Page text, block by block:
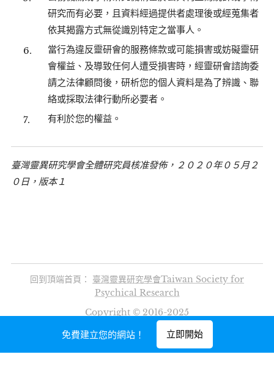
研究而有必要，且資料經過提供者處理後或經蒐集者
依其揭露方式無從識別特定之當事人。
當行為違反靈研會的服務條款或可能損害或妨礙靈研
會權益、及導致任何人遭受損害時，經靈研會諮詢委
請之法律顧問後，研析您的個人資料是為了辨識、聯
絡或採取法律行動所必要者。
有利於您的權益。
臺灣靈異研究學會全體研究員核准發佈，２０２０年０５月２
０日，版本１
回到頂端首頁： 臺灣靈異研究學會Taiwan Society for
Psychical Research
Copyright © 2016-2025
由Webnode 提供技術支援
免費建立您的網站！ 立即開始